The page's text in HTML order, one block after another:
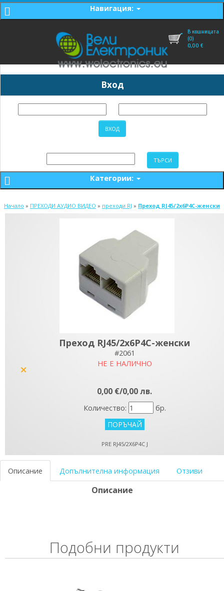
Навигация:
В кошницата
(0)
0,00 €
Вход
Категории:
Начало » ПРЕХОДИ АУДИО ВИДЕО » преходи RJ » Преход RJ45/2x6P4C-женски
Преход RJ45/2x6P4C-женски
#2061
НЕ Е НАЛИЧНО
0,00 €/0,00 лв.
Количество: бр.
PRE RJ45/2X6P4C J
Описание Допълнителна информация Отзиви
Описание
Подобни продукти